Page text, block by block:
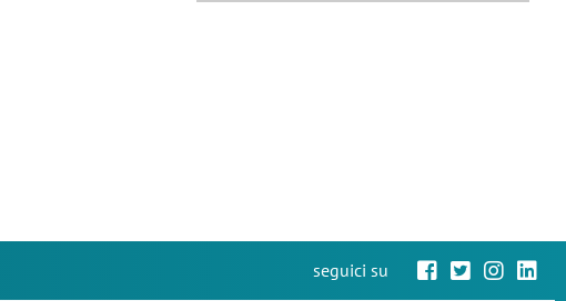
seguici su